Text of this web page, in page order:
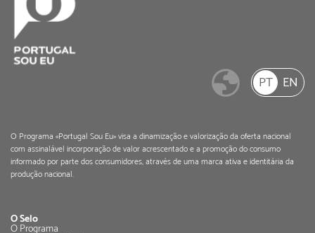
PT EN
O Programa «Portugal Sou Eu» visa a dinamização e valorização da oferta nacional
com assinalável incorporação de valor acrescentado e a promoção do consumo
informado por parte dos consumidores, através de uma marca ativa e identitária da
produção nacional.
O Selo
O Programa